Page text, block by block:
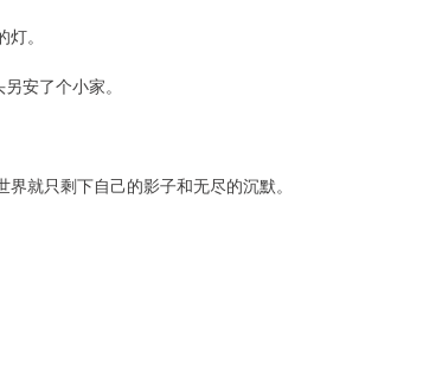
。
安了个小家。
就只剩下自己的影子和无尽的沉默。